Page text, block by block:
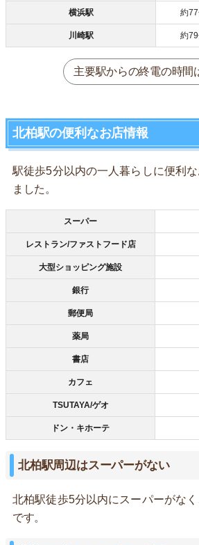
横浜駅 約
川崎駅 約
主要駅からの終電の時間
北柏駅の便利なお店情報
駅徒歩5分以内の一人暮らしに便利
ました。
スーパー
レストラン/ファストフード店
大型ショッピング施設
銀行
郵便局
薬局
書店
カフェ
TSUTAYA/ゲオ
ドン・キホーテ
北柏駅周辺はスーパーがない
北柏駅徒歩5分以内にスーパーがな
です。